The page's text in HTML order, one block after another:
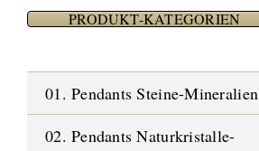
PRODUKT-KATEGORIEN
01. Pendants Steine-Mineralien
02. Pendants Naturkristalle-